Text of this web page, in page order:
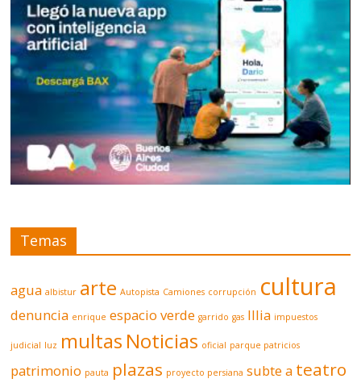
Temas
agua albistur arte Autopista Camiones corrupción cultura
denuncia enrique espacio verde garrido gas Illia impuestos
judicial luz multas Noticias oficial parque patricios
patrimonio pauta plazas proyecto persiana subte a teatro